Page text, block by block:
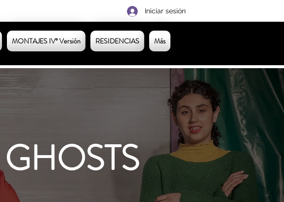
Iniciar sesión
MONTAJES IV° Versión RESIDENCIAS Más